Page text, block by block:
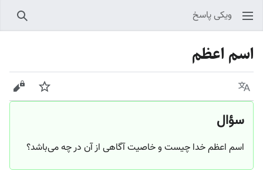
ویکی پاسخ
اسم اعظم
زبان پیگیری
سؤال
اسم اعظم خدا چیست و خاصیت آگاهی از آن در چه می‌باشد؟